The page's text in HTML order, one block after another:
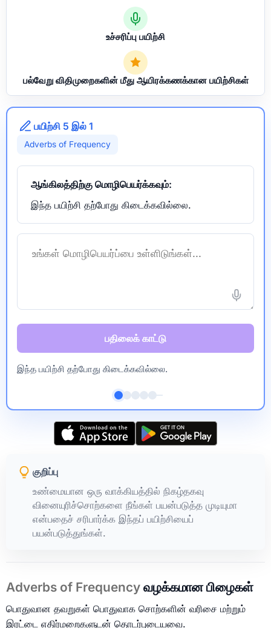
உச்சரிப்பு பயிற்சி
பல்வேறு விதிமுறைகளின் மீது ஆயிரக்கணக்கான பயிற்சிகள்
பயிற்சி 5 இல் 1
Adverbs of Frequency
ஆங்கிலத்திற்கு மொழிபெயர்க்கவும்:
இந்த பயிற்சி தற்போது கிடைக்கவில்லை.
பதிலைக் காட்டு
இந்த பயிற்சி தற்போது கிடைக்கவில்லை.
குறிப்பு
உண்மையான ஒரு வாக்கியத்தில் நிகழ்தகவு
வினையுரிச்சொற்களை நீங்கள் பயன்படுத்த முடியுமா
என்பதைச் சரிபார்க்க இந்தப் பயிற்சியைப்
பயன்படுத்துங்கள்.
Adverbs of Frequency வழக்கமான பிழைகள்
பொதுவான தவறுகள் பொதுவாக சொற்களின் வரிசை மற்றும்
இரட்டை எதிர்மறைகளுடன் தொடர்புடையவை.